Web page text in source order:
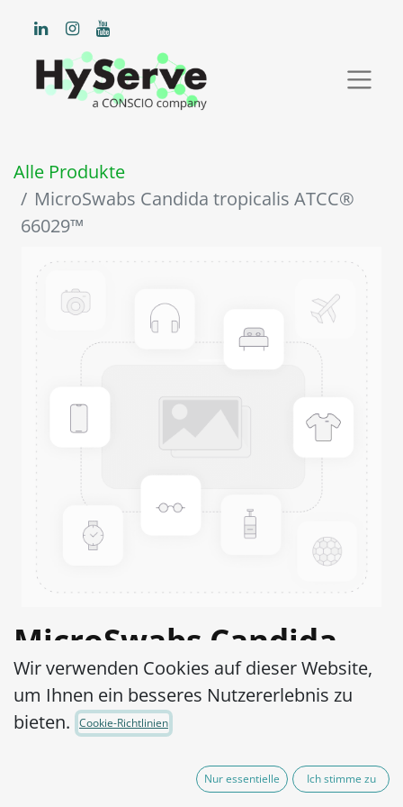
Alle Produkte
MicroSwabs Candida tropicalis ATCC®
66029™
MicroSwabs Candida
tropicalis ATCC®
66029™
Wir verwenden Cookies auf dieser Website,
um Ihnen ein besseres Nutzererlebnis zu
bieten.
Cookie-Richtlinien
Nur essentielle Ich stimme zu